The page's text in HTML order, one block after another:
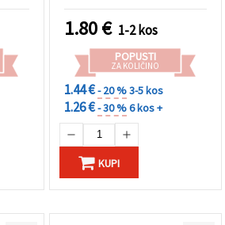
1.80€ 1-2 kos
POPUSTI
ZA KOLIČINO
1.44 €- 20 %3-5 kos
1.26 €- 30 %6 kos +
KUPI